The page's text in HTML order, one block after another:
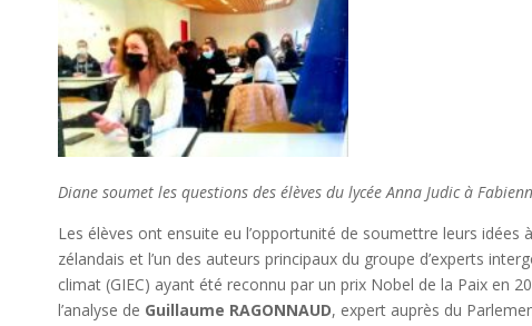
Diane soumet les questions des élèves du lycée Anna Judicà
Les élèves ont ensuite eu l’opportunité de soumettre leurs idées à
zélandais et l’un des auteurs principaux du groupe d’experts
climat (GIEC) ayant été reconnu par un prix Nobel de la Paix en
l’analyse de Guillaume RAGONNAUD, expert auprès du